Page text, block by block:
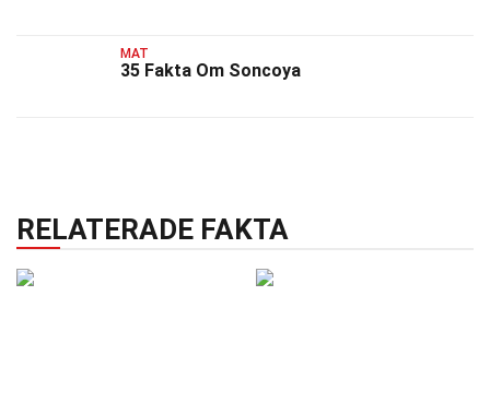
MAT
35 Fakta Om Soncoya
RELATERADE FAKTA